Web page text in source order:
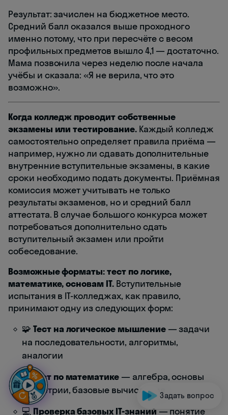
Результат: зачислен на бюджетное место.
Средний балл оказался выше проходного
именно потому, что при пересчёте с весом
профильных предметов вышло 4,1 — достаточно.
Мама позвонила через неделю после начала
учёбы и сказала: «Я не верила, что это
возможно».
Когда колледж проводит собственные
экзамены или тестирование.Каждый колледж
самостоятельно определяет правила приёма —
например, нужно ли сдавать дополнительные
внутренние вступительные экзамены, в какие
сроки необходимо подать документы. Приёмная
комиссия может учитывать не только
результаты экзаменов, но и средний балл
аттестата. В случае большого конкурса может
потребоваться дополнительно сдать
вступительный экзамен или пройти
собеседование.
Возможные форматы: тест по логике,
математике, основам IT.Вступительные
испытания в IT-колледжах, как правило,
принимают одну из следующих форм:
🧩 Тест на логическое мышление— задачи
на последовательности, алгоритмы,
аналогии
📐Тест по математике — алгебра, основы
геометрии, базовые вычисления
💻 Проверка базовых IT-знаний — понятие
Задать вопрос